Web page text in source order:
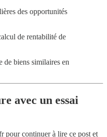
des opportunités
de rentabilité de
de biens similaires en
avec un essai
pour continuer à lire ce post et